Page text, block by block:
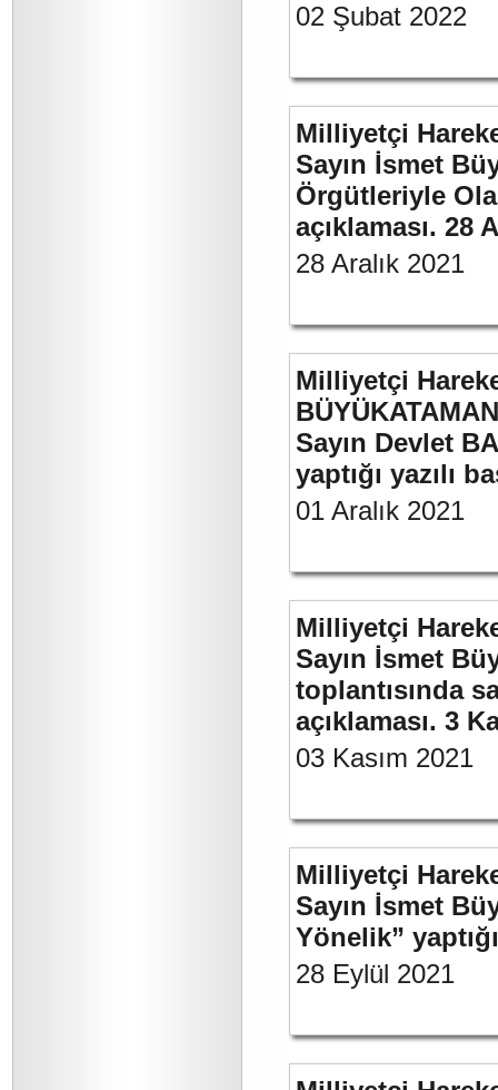
02 Şubat 2022
Milliyetçi
Sayın İsmet
Örgütleriyle
açıklaması. 28
28 Aralık 2021
Milliyetçi
Sayın Devlet
yaptığı yazılı
01 Aralık 2021
Milliyetçi
Sayın İsmet
toplantısında
açıklaması. 3
03 Kasım 2021
Milliyetçi
Sayın İsmet
Yönelik”
28 Eylül 2021